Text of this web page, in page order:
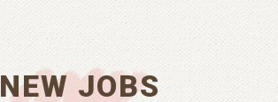
NEW JOBS